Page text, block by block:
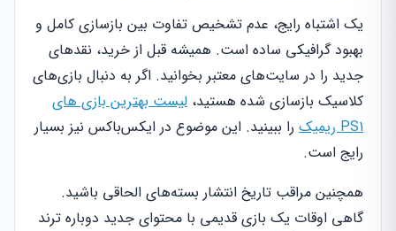
یک اشتباه رایج، عدم تشخیص تفاوت بین بازسازی کامل و
بهبود گرافیکی ساده است. همیشه قبل از خرید، نقدهای
جدید را در سایت‌های معتبر بخوانید. اگر به دنبال بازی‌های
کلاسیک بازسازی شده هستید، لیست بهترین بازی های
PS1 ریمیک
را ببینید. این موضوع در ایکس‌باکس نیز بسیار
رایج است.
همچنین مراقب تاریخ انتشار بسته‌های الحاقی باشید.
گاهی اوقات یک بازی قدیمی با محتوای جدید دوباره ترند